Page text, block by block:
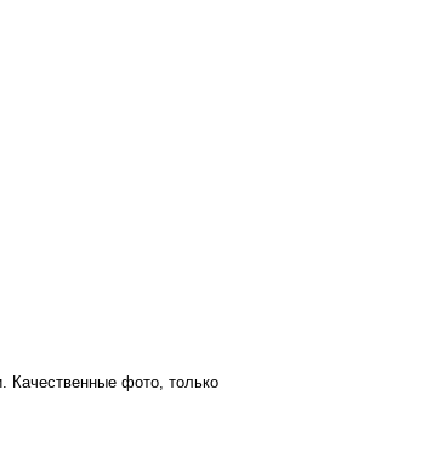
Качественные фото, только